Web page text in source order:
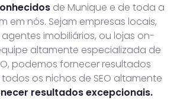
de Munique e de toda a
em nós. Sejam empresas locais,
imobiliários, ou lojas on-
altamente especializada de
podemos fornecer resultados
os nichos de SEO altamente
resultados excepcionais.